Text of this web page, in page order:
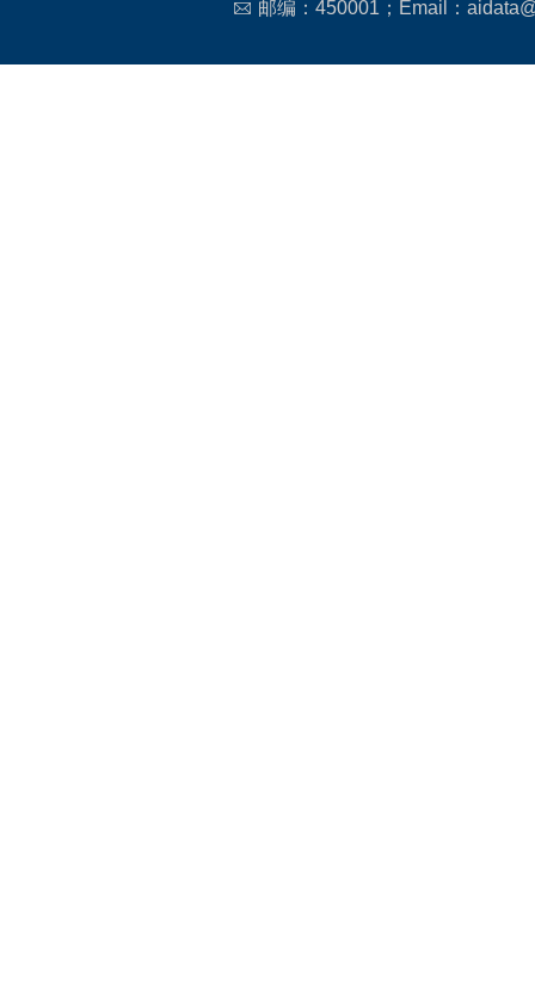
邮编：450001；Email：